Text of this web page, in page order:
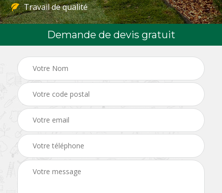
Travail de qualité
Demande de devis gratuit